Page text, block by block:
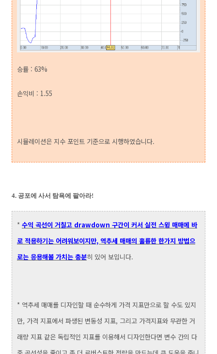
승률 : 63%
손익비 : 1.55
시뮬레이션은 지수 포인트 기준으로 시행하였습니다.
4. 공포에 사서 탐욕에 팔아라!
* 수익 곡선이 거칠고 drawdown 구간이 커서 실전 스윙 매매에 바
로 적용하기는 어려워보이지만, 역추세 매매의 훌륭한 한가지 방법으
로는 응용해볼 가치는 충분히 있어 보입니다.
* 역추세 매매를 디자인할 때 순수하게 가격 지표만으로 할 수도 있지
만, 가격 지표에서 파생된 변동성 지표, 그리고 가격지표와 무관한 거
래량 지표 같은 독립적인 지표를 이용해서 디자인한다면 변수 간의 다